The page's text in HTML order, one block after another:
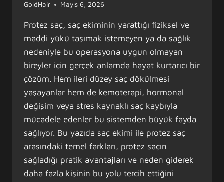
GoldHair Mayıs 6, 2026
Protez saç, saç ekiminin yarattığı fiziksel ve
maddi yükü taşımak istemeyen ya da sağlık
nedeniyle bu operasyona uygun olmayan
bireyler için gerçek anlamda hayat kurtarıcı bir
çözüm. Hem ileri düzey saç dökülmesi
yaşayanlar hem de kemoterapi, hormonal
değişim veya stres kaynaklı saç kaybıyla
mücadele edenler bu sistemden büyük fayda
sağlıyor. Bu yazıda saç ekimi ile protez saç
arasındaki temel farkları, protez saçın
sağladığı pratik avantajları ve neden giderek
daha fazla kişinin bu yolu tercih ettiğini